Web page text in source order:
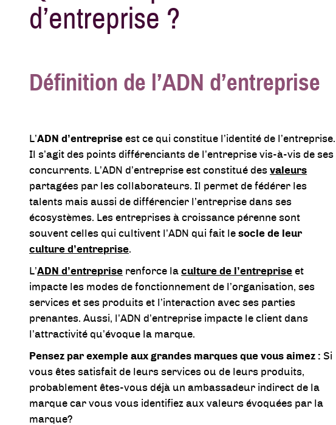
d’entreprise ?
Définition de l’ADN d’entreprise
L’ADN d’entrepriseest ce qui constitue l’identité de l’entreprise.
Il s’agit des points différenciants de l’entreprise vis-à-vis de ses
concurrents. L’ADN d’entreprise est constitué desvaleurs
partagées par les collaborateurs. Il permet de fédérer les
talents mais aussi de différencier l’entreprise dans ses
écosystèmes. Les entreprises à croissance pérenne sont
souvent celles qui cultivent l’ADN qui fait lesocle de leur
culture d’entreprise.
L’ADN d’entreprise renforce laculture de l’entreprise et
impacte les modes de fonctionnement de l’organisation, ses
services et ses produits et l’interaction avec ses parties
prenantes. Aussi, l’ADN d’entreprise impacte le client dans
l’attractivité qu’évoque la marque.
Pensez par exemple aux grandes marques que vous aimez : Si
vous êtes satisfait de leurs services ou de leurs produits,
probablement êtes-vous déjà un ambassadeur indirect de la
marque car vous vous identifiez aux valeurs évoquées par la
marque?